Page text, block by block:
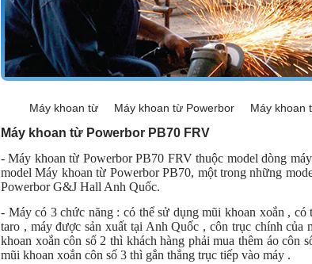
Máy khoan từ Máy khoan từ Powerbor Máy khoan
Máy khoan từ Powerbor PB70 FRV
- Máy khoan từ Powerbor PB70 FRV thuộc model dòng
model Máy khoan từ Powerbor PB70, một trong những
Powerbor G&J Hall Anh Quốc.
- Máy có 3 chức năng : có thể sử dụng mũi khoan xoắn ,
taro , máy được sản xuất tại Anh Quốc , côn trục chính của
khoan xoắn côn số 2 thì khách hàng phải mua thêm áo côn
mũi khoan xoắn côn số 3 thì gắn thẳng trục tiếp vào máy .